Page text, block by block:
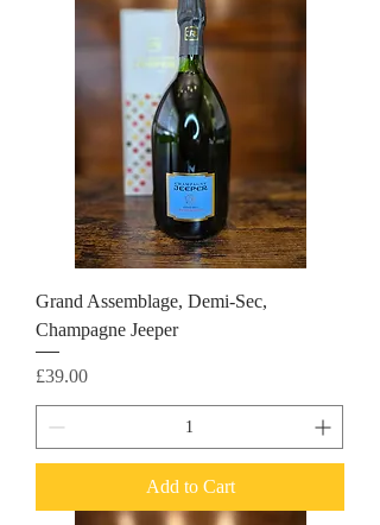
Grand Assemblage, Demi-Sec,
Champagne Jeeper
Price
£39.00
Add to Cart